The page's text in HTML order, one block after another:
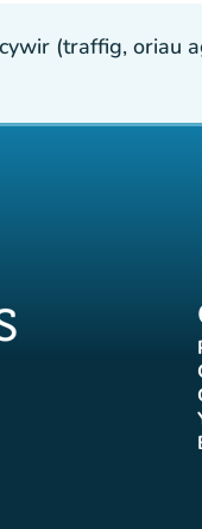
(traffig, oriau